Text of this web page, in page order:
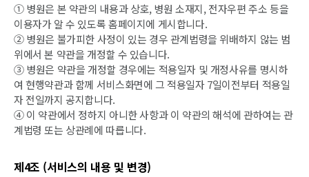
① 병원은 본 약관의 내용과 상호, 병원 소재지, 전자우편 주소 등을
이용자가 알 수 있도록 홈페이지에 게시합니다.
② 병원은 불가피한 사정이 있는 경우 관계법령을 위배하지 않는 범
위에서 본 약관을 개정할 수 있습니다.
③ 병원은 약관을 개정할 경우에는 적용일자 및 개정사유를 명시하
여 현행약관과 함께 서비스화면에 그 적용일자 7일이전부터 적용일
자 전일까지 공지합니다.
④ 이 약관에서 정하지 아니한 사항과 이 약관의 해석에 관하여는 관
계법령 또는 상관례에 따릅니다.
제4조 (서비스의 내용 및 변경)